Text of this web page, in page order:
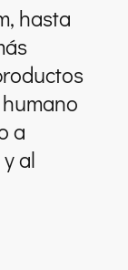
hasta
a
y al